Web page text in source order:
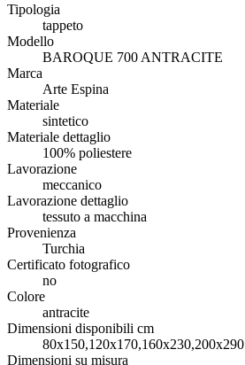
Tipologia
tappeto
Modello
BAROQUE 700 ANTRACITE
Marca
Arte Espina
Materiale
sintetico
Materiale dettaglio
100% poliestere
Lavorazione
meccanico
Lavorazione dettaglio
tessuto a macchina
Provenienza
Turchia
Certificato fotografico
no
Colore
antracite
Dimensioni disponibili cm
80x150,120x170,160x230,200x290
Dimensioni su misura